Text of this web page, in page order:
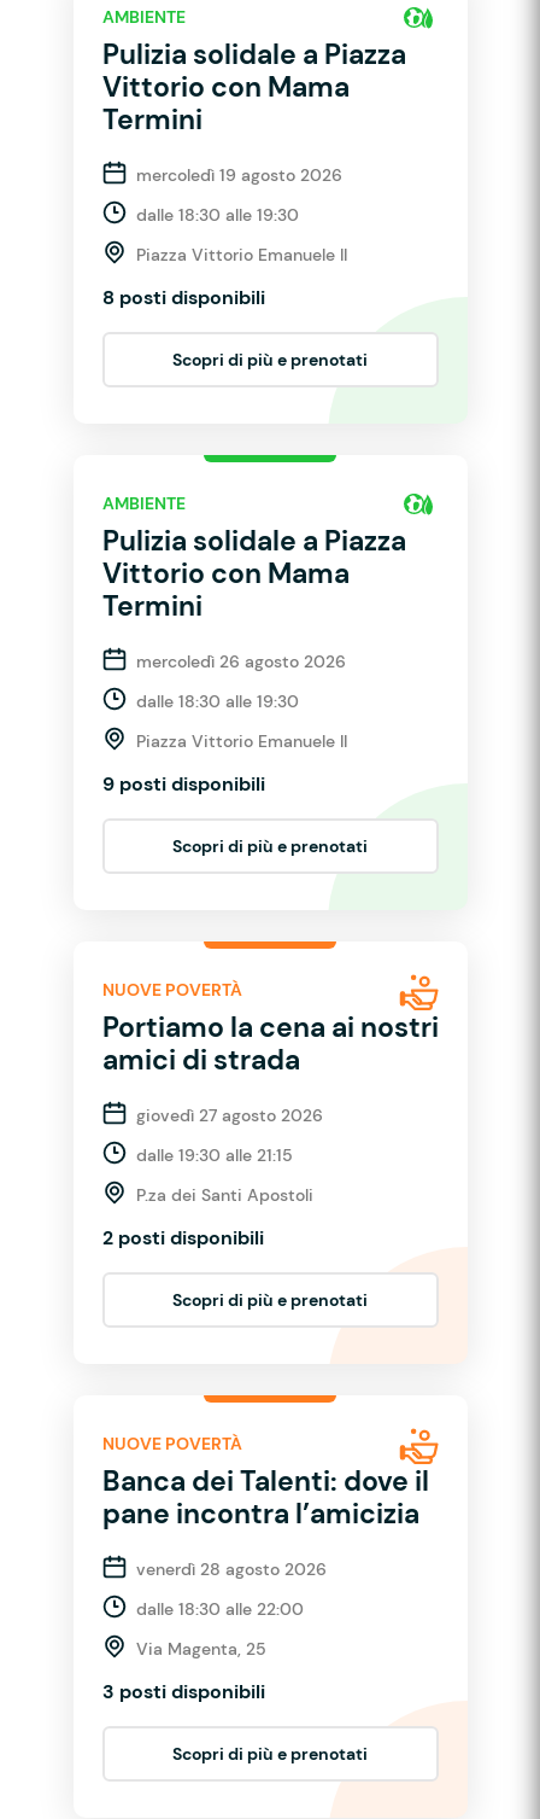
AMBIENTE
Pulizia solidale a Piazza
Vittorio con Mama
Termini
mercoledì 19 agosto 2026
dalle 18:30 alle 19:30
Piazza Vittorio Emanuele II
8 posti disponibili
Scopri di più e prenotati
AMBIENTE
Pulizia solidale a Piazza
Vittorio con Mama
Termini
mercoledì 26 agosto 2026
dalle 18:30 alle 19:30
Piazza Vittorio Emanuele II
9 posti disponibili
Scopri di più e prenotati
NUOVE POVERTÀ
Portiamo la cena ai nostri
amici di strada
giovedì 27 agosto 2026
dalle 19:30 alle 21:15
P.za dei Santi Apostoli
2 posti disponibili
Scopri di più e prenotati
NUOVE POVERTÀ
Banca dei Talenti: dove il
pane incontra l’amicizia
venerdì 28 agosto 2026
dalle 18:30 alle 22:00
Via Magenta, 25
3 posti disponibili
Scopri di più e prenotati